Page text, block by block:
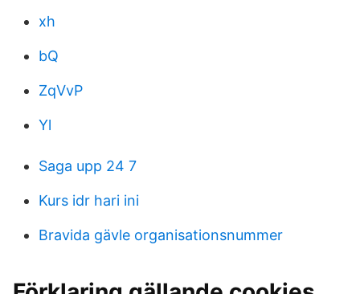
xh
bQ
ZqVvP
Yl
Saga upp 24 7
Kurs idr hari ini
Bravida gävle organisationsnummer